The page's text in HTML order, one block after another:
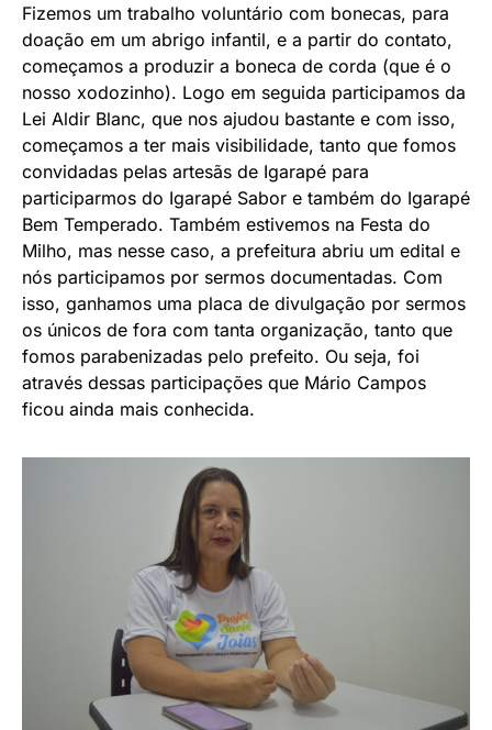
Fizemos um trabalho voluntário com bonecas, para
doação em um abrigo infantil, e a partir do contato,
começamos a produzir a boneca de corda (que é o
nosso xodozinho). Logo em seguida participamos da
Lei Aldir Blanc, que nos ajudou bastante e com isso,
começamos a ter mais visibilidade, tanto que fomos
convidadas pelas artesãs de Igarapé para
participarmos do Igarapé Sabor e também do Igarapé
Bem Temperado. Também estivemos na Festa do
Milho, mas nesse caso, a prefeitura abriu um edital e
nós participamos por sermos documentadas. Com
isso, ganhamos uma placa de divulgação por sermos
os únicos de fora com tanta organização, tanto que
fomos parabenizadas pelo prefeito. Ou seja, foi
através dessas participações que Mário Campos
ficou ainda mais conhecida.